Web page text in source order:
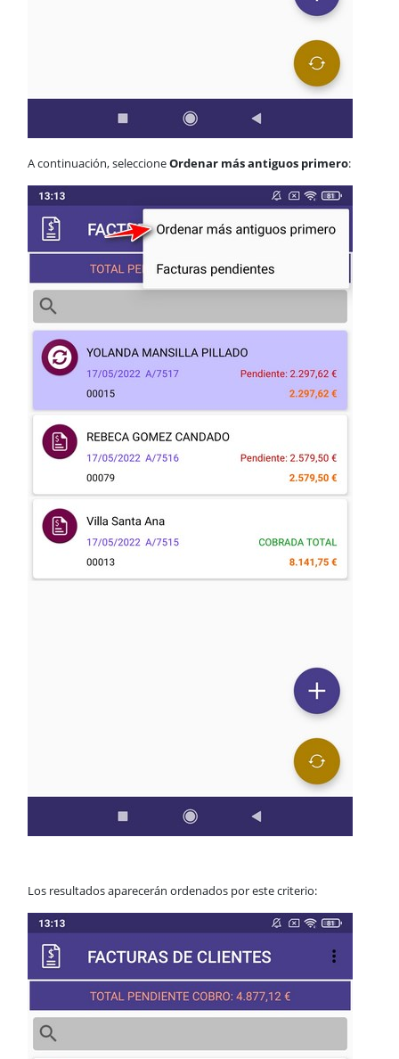
A continuación, seleccioneOrdenar más antiguos primero:
Los resultados aparecerán ordenados por este criterio: